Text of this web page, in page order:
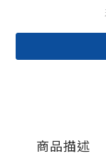
商品描述